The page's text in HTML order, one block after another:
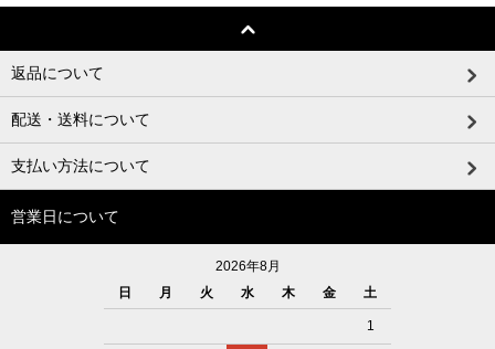
返品について
配送・送料について
支払い方法について
営業日について
2026年8月
日
月 火 水 木 金 土
1